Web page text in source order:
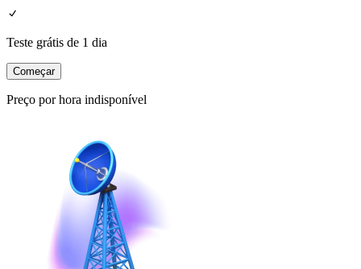
Teste grátis de 1 dia
Começar
Preço por hora indisponível